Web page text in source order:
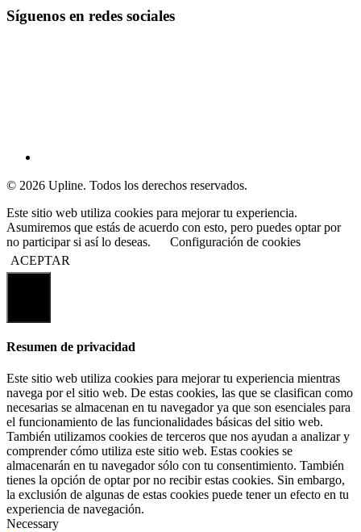
Síguenos en redes sociales
© 2026 Upline. Todos los derechos reservados.
Este sitio web utiliza cookies para mejorar tu experiencia.
Asumiremos que estás de acuerdo con esto, pero puedes optar por
no participar si así lo deseas.
Configuración de cookies
ACEPTAR
Resumen de privacidad
Este sitio web utiliza cookies para mejorar tu experiencia mientras
navega por el sitio web. De estas cookies, las que se clasifican como
necesarias se almacenan en tu navegador ya que son esenciales para
el funcionamiento de las funcionalidades básicas del sitio web.
También utilizamos cookies de terceros que nos ayudan a analizar y
comprender cómo utiliza este sitio web. Estas cookies se
almacenarán en tu navegador sólo con tu consentimiento. También
tienes la opción de optar por no recibir estas cookies. Sin embargo,
la exclusión de algunas de estas cookies puede tener un efecto en tu
experiencia de navegación.
Necessary